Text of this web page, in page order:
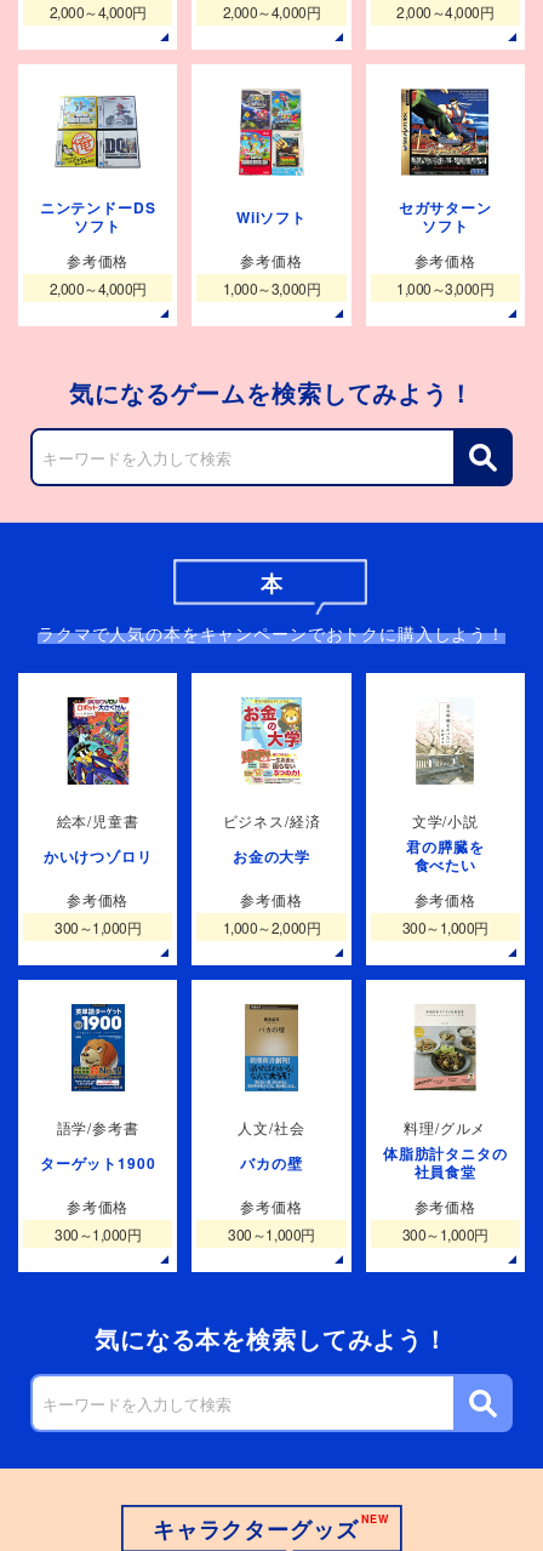
2,000～4,000円 2,000～4,000円 2,000～4,000円
ニンテンドーDS
ソフト
参考価格
2,000～4,000円
Wiiソフト
参考価格
1,000～3,000円
セガサターン
ソフト
参考価格
1,000～3,000円
気になるゲームを検索してみよう！
本
ラクマで人気の本をキャンペーンでおトクに購入しよう！
絵本/児童書
かいけつゾロリ
参考価格
300～1,000円
ビジネス/経済
お金の大学
参考価格
1,000～2,000円
文学/小説
君の膵臓を
食べたい
参考価格
300～1,000円
語学/参考書
ターゲット1900
参考価格
300～1,000円
人文/社会
バカの壁
参考価格
300～1,000円
料理/グルメ
体脂肪計タニタの
社員食堂
参考価格
300～1,000円
気になる本を検索してみよう！
キャラクターグッズ